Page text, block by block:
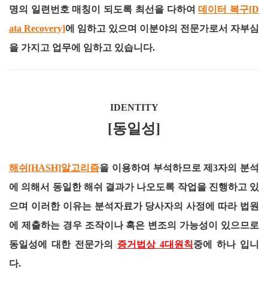
명의 일련번호 매칭이 되도록 최선을 다하여데이터 복구[D
ata Recovery]에 임하고 있으며 이분야의 전문가로서 자부심
을 가지고 업무에 임하고 있습니다.
IDENTITY
[동일성]
해쉬[HASH]알고리즘을 이용하여 부석하므로 제3자의 분석
에 의해서 동일한 해쉬 결과가 나오도록 작업을 진행하고 있
으며 이러한 이유는 분석자료가 당사자의 사정에 따라 법원
에 제출하는 경우 조작이나 혹은 변조의 가능성이 있으므로
동일성에 대한 전문가의 증거법상 4대원칙중에 하나 입니
다.